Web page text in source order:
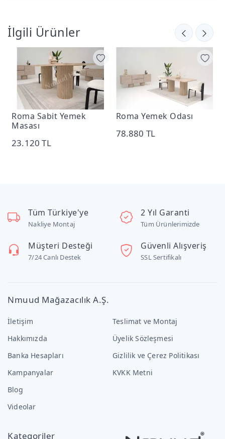
İlgili Ürünler
Roma Sabit Yemek
Masası
23.120 TL
Roma Yemek Odası
78.880 TL
Tüm Türkiye'ye
Nakliye Montaj
2 Yıl Garanti
Tüm Ürünlerimizde
Müşteri Desteği
7/24 Canlı Destek
Güvenli Alışveriş
SSL Sertifikalı
Nmuud Mağazacılık A.Ş.
İletişim
Hakkımızda
Banka Hesapları
Kampanyalar
Blog
Videolar
Teslimat ve Montaj
Üyelik Sözleşmesi
Gizlilik ve Çerez Politikası
KVKK Metni
Kategoriler